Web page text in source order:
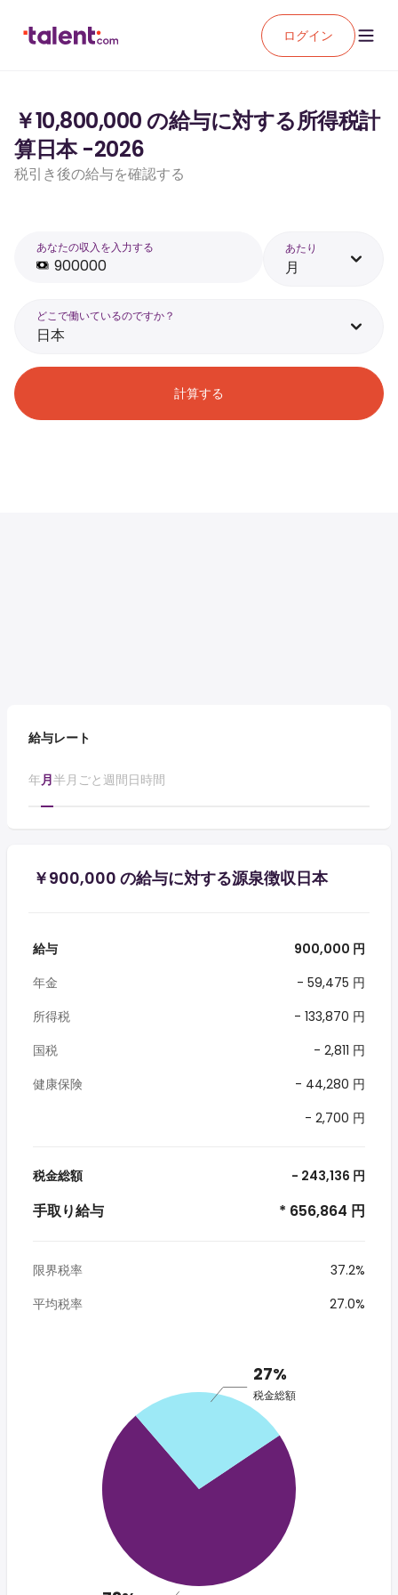
ログイン
￥10,800,000 の給与に対する所得税計
算日本 -2026
税引き後の給与を確認する
あなたの収入を入力する あたり
月
どこで働いているのですか？
日本
計算する
給与レート
年月半月ごと週間日時間
￥900,000 の給与に対する源泉徴収日本
給与
900,000 円
年金
- 59,475 円
所得税
- 133,870 円
国税
- 2,811 円
健康保険
- 44,280 円
- 2,700 円
税金総額 - 243,136 円
手取り給与 * 656,864 円
限界税率
37.2%
平均税率
27.0%
27%
税金総額